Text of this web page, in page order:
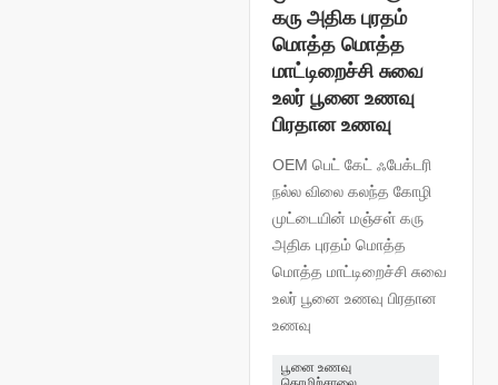
கரு அதிக புரதம்
மொத்த மொத்த
மாட்டிறைச்சி சுவை
உலர் பூனை உணவு
பிரதான உணவு
OEM பெட் கேட் ஃபேக்டரி
நல்ல விலை கலந்த கோழி
முட்டையின் மஞ்சள் கரு
அதிக புரதம் மொத்த
மொத்த மாட்டிறைச்சி சுவை
உலர் பூனை உணவு பிரதான
உணவு
பூனை உணவு